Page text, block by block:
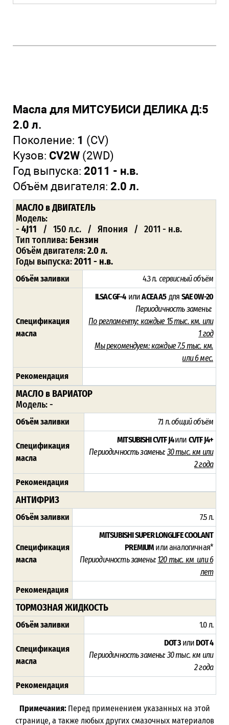
Масла для МИТСУБИСИ ДЕЛИКА Д:5
2.0 л.
Поколение: 1 (CV)
Кузов: CV2W (2WD)
Год выпуска: 2011 - н.в.
Объём двигателя: 2.0 л.
МАСЛО в ДВИГАТЕЛЬ
Модель:
- 4J11 / 150 л.с. / Япония / 2011 - н.в.
Тип топлива: Бензин
Объём двигателя:2.0 л.
Годы выпуска:2011 - н.в.
Объём заливки 4.3 л. сервисный объём
Спецификация
масла
ILSAC GF-4 илиACEA A5 для SAE 0W-20
Периодичность замены:
По регламенту: каждые 15 тыс. км. или
1 год
Мы рекомендуем: каждые 7.5 тыс. км.
или 6 мес.
Рекомендация
МАСЛО в ВАРИАТОР
Модель: -
Объём заливки 7.1 л.общий объём
Спецификация
масла
MITSUBISHI CVTF J4или CVTF J4+
Периодичность замены:30 тыс. км или
2 года
Рекомендация
АНТИФРИЗ
Объём заливки 7.5 л.
Спецификация
масла
MITSUBISHI SUPER LONGLIFE COOLANT
PREMIUM или аналогичная*
Периодичность замены: 120 тыс. км или 6
лет
Рекомендация
ТОРМОЗНАЯ ЖИДКОСТЬ
Объём заливки 1.0 л.
Спецификация
масла
DOT 3 илиDOT 4
Периодичность замены:30 тыс. км или
2 года
Рекомендация
Примечания: Перед применением указанных на этой
странице, а также любых других смазочных материалов